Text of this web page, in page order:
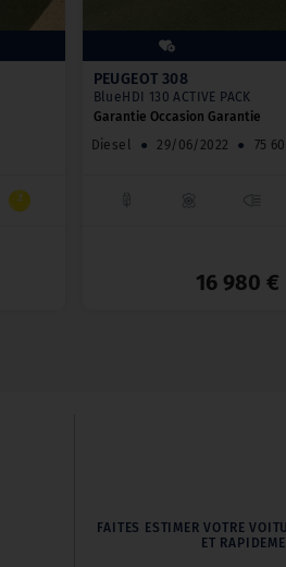
PEUGEOT 308
BlueHDI 130 ACTIVE PACK
Garantie Occasion Garantie
Diesel
● 29/06/2022 ● 75
16 980 €
FAITES ESTIMER VOTRE
ET